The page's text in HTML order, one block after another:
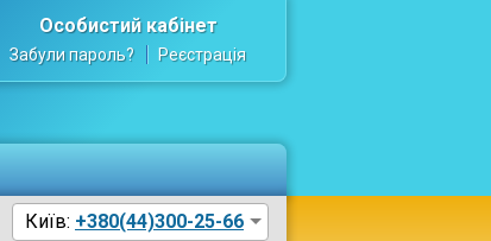
Особистий кабінет
Забули пароль? Реєстрація
Київ: +380(44)300-25-66